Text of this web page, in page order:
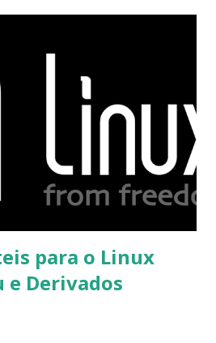
muitos profissionais de TI) ,
claro, sempre existem outras
mostra como opção.
para o Linux
Derivados